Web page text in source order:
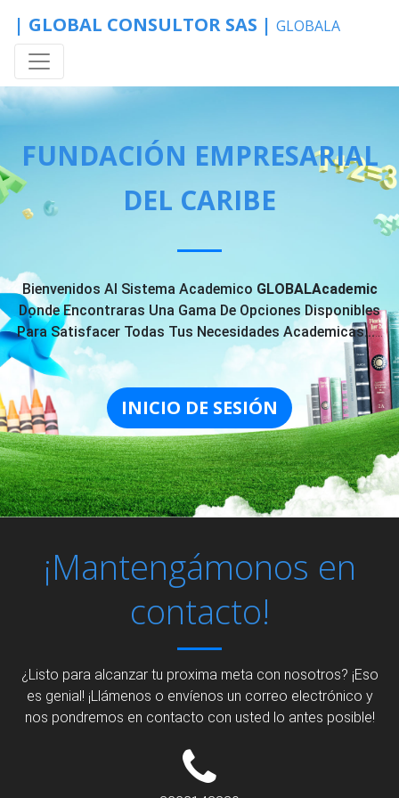
| GLOBAL CONSULTOR SAS | GLOBALA
FUNDACIÓN EMPRESARIAL
DEL CARIBE
Bienvenidos Al Sistema Academico GLOBALAcademic
Donde Encontraras Una Gama De Opciones Disponibles
Para Satisfacer Todas Tus Necesidades Academicas......
INICIO DE SESIÓN
¡Mantengámonos en
contacto!
¿Listo para alcanzar tu proxima meta con nosotros? ¡Eso
es genial! ¡Llámenos o envíenos un correo electrónico y
nos pondremos en contacto con usted lo antes posible!